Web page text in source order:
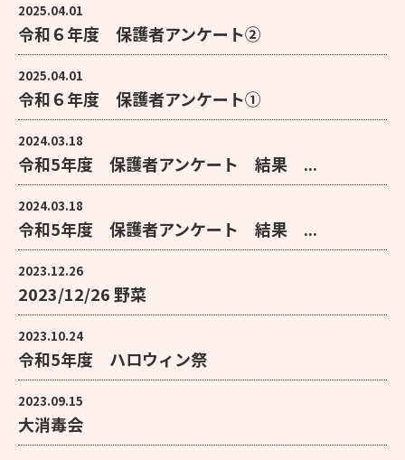
2025.04.01
令和６年度 保護者アンケート②
2025.04.01
令和６年度 保護者アンケート①
2024.03.18
令和5年度 保護者アンケート 結果 ...
2024.03.18
令和5年度 保護者アンケート 結果 ...
2023.12.26
2023/12/26 野菜
2023.10.24
令和5年度 ハロウィン祭
2023.09.15
大消毒会